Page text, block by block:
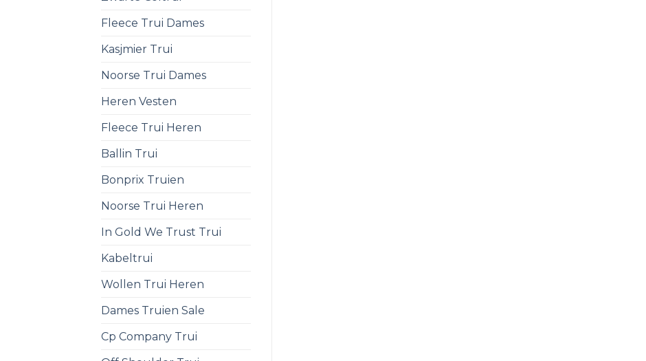
Fleece Trui Dames
Kasjmier Trui
Noorse Trui Dames
Heren Vesten
Fleece Trui Heren
Ballin Trui
Bonprix Truien
Noorse Trui Heren
In Gold We Trust Trui
Kabeltrui
Wollen Trui Heren
Dames Truien Sale
Cp Company Trui